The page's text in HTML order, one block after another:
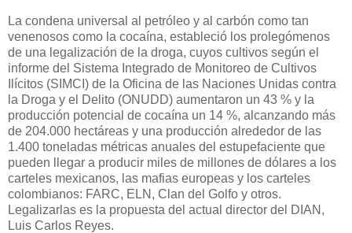
La condena universal al petróleo y al carbón como tan
venenosos como la cocaína, estableció los prolegómenos
de una legalización de la droga, cuyos cultivos según el
informe del Sistema Integrado de Monitoreo de Cultivos
Ilícitos (SIMCI) de la Oficina de las Naciones Unidas contra
la Droga y el Delito (ONUDD) aumentaron un 43 % y la
producción potencial de cocaína un 14 %, alcanzando más
de 204.000 hectáreas y una producción alrededor de las
1.400 toneladas métricas anuales del estupefaciente que
pueden llegar a producir miles de millones de dólares a los
carteles mexicanos, las mafias europeas y los carteles
colombianos: FARC, ELN, Clan del Golfo y otros.
Legalizarlas es la propuesta del actual director del DIAN,
Luis Carlos Reyes.